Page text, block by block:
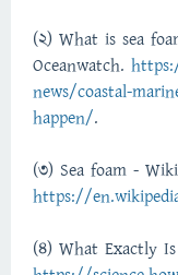
(2) What is sea
Oceanwatch.
news/coastal-
happen/.
(3) Sea foam -
https://
(4) What Exactly